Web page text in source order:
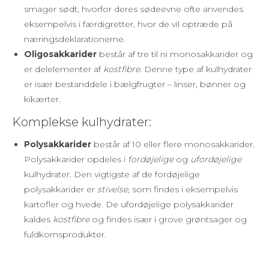
smager sødt, hvorfor deres sødeevne ofte anvendes
eksempelvis i færdigretter, hvor de vil optræde på
næringsdeklarationerne.
Oligosakkarider består af tre til ni monosakkarider og
er delelementer af kostfibre. Denne type af kulhydrater
er især bestanddele i bælgfrugter – linser, bønner og
kikærter.
Komplekse kulhydrater:
Polysakkarider består af 10 eller flere monosakkarider.
Polysakkarider opdeles i fordøjeligeog ufordøjelige
kulhydrater. Den vigtigste af de fordøjelige
polysakkarider er stivelse, som findes i eksempelvis
kartofler og hvede. De ufordøjelige polysakkarider
kaldes kostfibreog findes især i grove grøntsager og
fuldkornsprodukter.